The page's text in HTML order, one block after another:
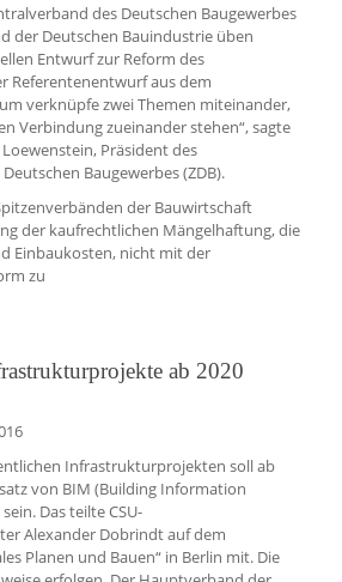
des Deutschen Baugewerbes
der Deutschen Bauindustrie üben
Entwurf zur Reform des
Referentenentwurf aus dem
verknüpfe zwei Themen miteinander,
Verbindung zueinander stehen“, sagte
Präsident des
Baugewerbes (ZDB).
der Bauwirtschaft
der kaufrechtlichen Mängelhaftung, die
Einbaukosten, nicht mit der
zu
ab 2020
Infrastrukturprojekten soll ab
von BIM (Building Information
Das teilte CSU-
Alexan­der Dobrindt auf dem
Planen und Bauen“ in Berlin mit. Die